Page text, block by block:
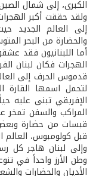
الكبرى، إلى شمال
ولقد حققت أكبر
إلى العالم الجديد
والحضارة من البحر
أما اللبنانيون فقد
الهجرات فكان لبنان
قدموس الحرف إلى
لتحمل اسمها القارة
الإفريقي تبنى عليه
المراكب والسفن
قبسات من حضارة
قبل كولومبوس، العالم
وإلى لبنان هاجر كل
وطن الأرز واحداً في
الأديان والحضارات